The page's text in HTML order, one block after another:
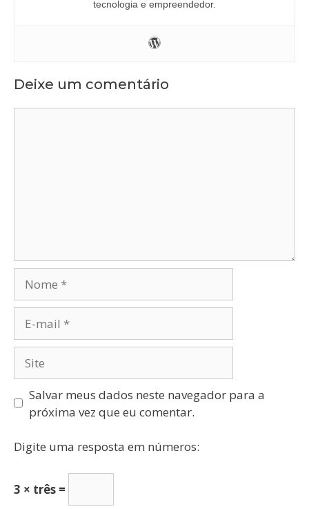
tecnologia e empreendedor.
Deixe um comentário
Salvar meus dados neste navegador para a
próxima vez que eu comentar.
Digite uma resposta em números:
3 × três =